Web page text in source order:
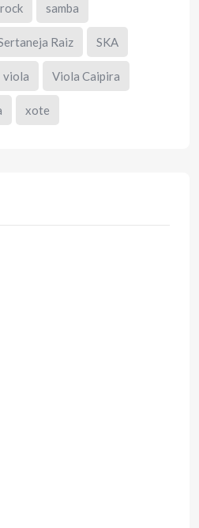
rock samba
Raiz SKA
viola Viola Caipira
xote